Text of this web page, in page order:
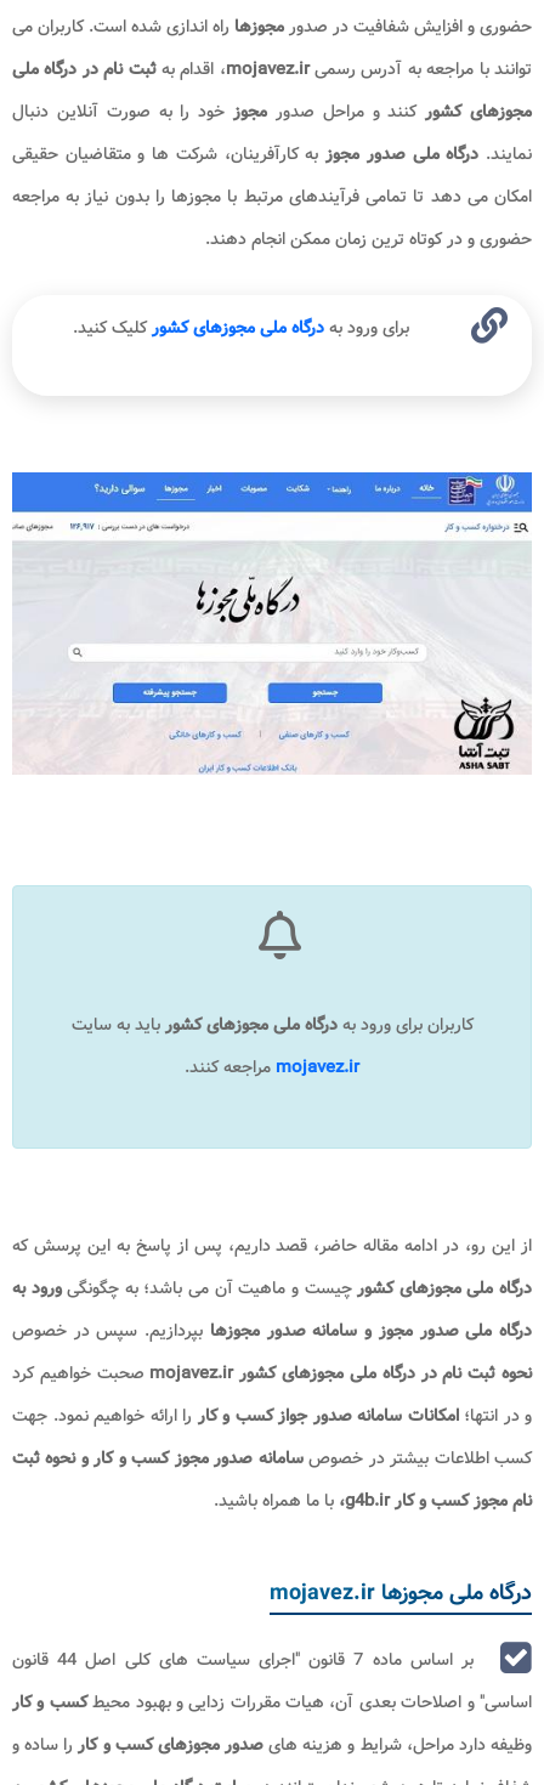
حضوری و افزایش شفافیت در صدورمجوزها راه اندازی شده است. کاربران می
توانند با مراجعه به آدرس رسمیmojavez.ir، اقدام بهثبت نام در درگاه ملی
مجوزهای کشورکنند و مراحل صدور مجوزخود را به صورت آنلاین دنبال
نمایند. درگاه ملی صدور مجوزبه کارآفرینان، شرکت ها و متقاضیان حقیقی
امکان می دهد تا تمامی فرآیندهای مرتبط با مجوزها را بدون نیاز به مراجعه
حضوری و در کوتاه ترین زمان ممکن انجام دهند.
برای ورود بهدرگاه ملی مجوزهای کشورکلیک کنید.
کاربران برای ورود بهدرگاه ملی مجوزهای کشورباید به سایت
mojavez.ir مراجعه کنند.
از این رو، در ادامه مقاله حاضر، قصد داریم، پس از پاسخ به این پرسش که
درگاه ملی مجوزهای کشورچیست و ماهیت آن می باشد؛ به چگونگیورود به
درگاه ملی صدور مجوز و سامانه صدور مجوزها​ بپردازیم. سپس در خصوص
نحوه ثبت نام در درگاه ملی مجوزهای کشور mojavez.ir
صحبت خواهیم کرد
و در انتها؛امکانات سامانه صدور جواز کسب و کار را ارائه خواهیم نمود. جهت
کسب اطلاعات بیشتر در خصوصسامانه صدور مجوز کسب و کار و نحوه ثبت
نام مجوز کسب و کار g4b.ir
، با ما همراه باشید.
درگاه ملی مجوزها mojavez.ir
بر اساس ماده 7 قانون "اجرای سیاست های کلی اصل 44 قانون
اساسی" و اصلاحات بعدی آن، هیات مقررات زدایی و بهبود محیطکسب و کار
وظیفه دارد مراحل، شرایط و هزینه هایصدور مجوزهایکسب و کاررا ساده و